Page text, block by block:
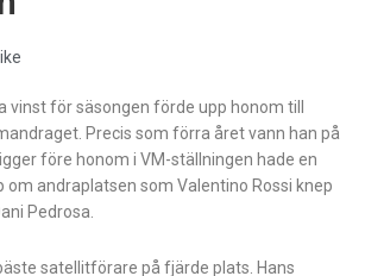
vinst för säsongen förde upp honom till
Precis som förra året vann han på
före honom i VM-ställningen hade en
om andraplatsen som Valentino Rossi knep
Pedrosa.
satellitförare på fjärde plats. Hans